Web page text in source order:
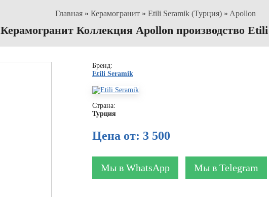
Главная » Керамогранит » Etili Seramik (Турция) » Apollon
Керамогранит Коллекция Apollon производство
Бренд:
Etili Seramik
Страна:
Турция
Цена от: 3 500
Мы в WhatsApp Мы в Telegram